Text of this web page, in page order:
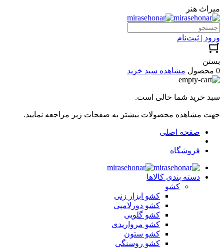
میراث هنر
ورود | ثبت‌نام
بستن
0 محصول
مشاهده سبد خرید
سبد خرید شما خالی است.
جهت مشاهده محصولات بیشتر به صفحات زیر مراجعه نمایید.
صفحه اصلی
فروشگاه
دسته بندی کالاها
کشو
کشو ابزار زنی
کشو دورلامپی
کشو گلویی
کشو مرواریدی
کشو ستون
کشو روسنگی